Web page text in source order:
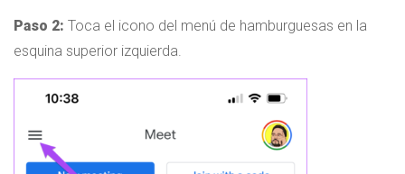
Paso 2: Toca el icono del menú de hamburguesas en la
esquina superior izquierda.